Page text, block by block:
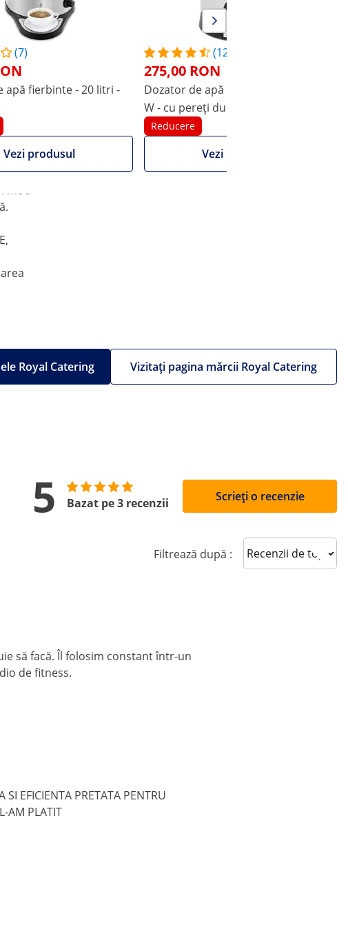
(7)
apă fierbinte - 20 litri -
Vezi produsul
(12)
275,00 RON
Dozator de apă caldă - 6,5 L - 1.500
W - cu pereți dubli
Reducere
Vezi produsul
în
de
mod
Vizitați pagina mărcii Royal Catering
Royal Catering
5 Bazat pe 3 recenzii Scrieți o recenzie
Filtrează după : Sort reviews
să facă. Îl folosim constant într-un
de fitness.
SI EFICIENTA PRETATA PENTRU
AM PLATIT